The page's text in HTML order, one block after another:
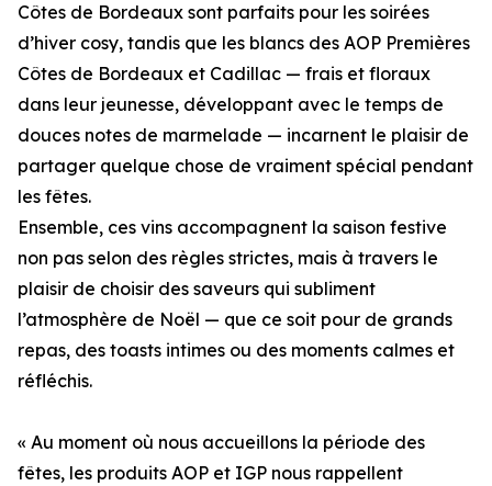
Côtes de Bordeaux sont parfaits pour les soirées
d’hiver cosy, tandis que les blancs des AOP Premières
Côtes de Bordeaux et Cadillac — frais et floraux
dans leur jeunesse, développant avec le temps de
douces notes de marmelade — incarnent le plaisir de
partager quelque chose de vraiment spécial pendant
les fêtes.
Ensemble, ces vins accompagnent la saison festive
non pas selon des règles strictes, mais à travers le
plaisir de choisir des saveurs qui subliment
l’atmosphère de Noël — que ce soit pour de grands
repas, des toasts intimes ou des moments calmes et
réfléchis.
« Au moment où nous accueillons la période des
fêtes, les produits AOP et IGP nous rappellent